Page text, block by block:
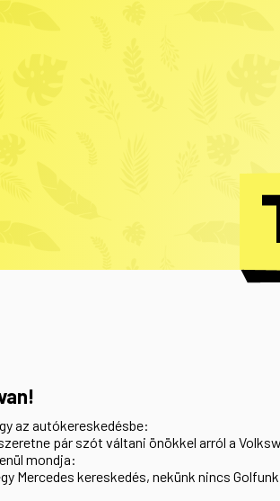
az autókereskedésbe:
pár szót váltani önökkel arról a
mondja:
Mercedes kereskedés, nekünk nincs